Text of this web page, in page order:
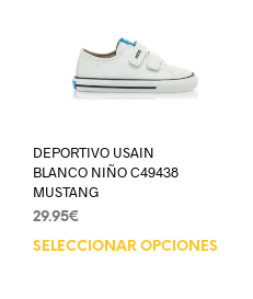
DEPORTIVO USAIN
BLANCO NIÑO C49438
MUSTANG
29.95€
SELECCIONAR OPCIONES